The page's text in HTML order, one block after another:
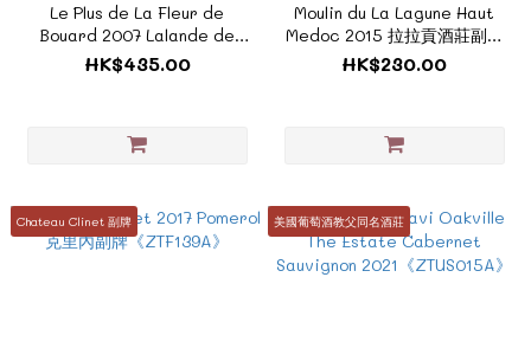
Le Plus de La Fleur de
Bouard 2007 Lalande de
Pomerol 寶德之花副牌
《ZTF155A》
HK$435.00
Moulin du La Lagune Haut
Medoc 2015 拉拉貢酒莊副牌
《ZF859》
HK$230.00
Chateau Clinet 副牌 美國葡萄酒教父同名酒莊